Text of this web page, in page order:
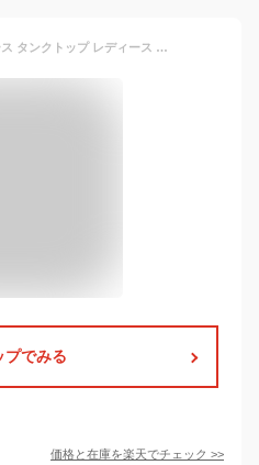
ストレスなし。伸びる レース タンクトップ レディース フラワー ロングタンク シアー タンク トップス ノースリーブ 薄手 Vネック レイヤード インナー ロング 袖なし 透け 肌着 下着 重ね着 無地 ゆったり きれいめ 伸縮性 大きいサイズ 秋 夏 HUG.U
プでみる
価格と在庫を楽天でチェック >>